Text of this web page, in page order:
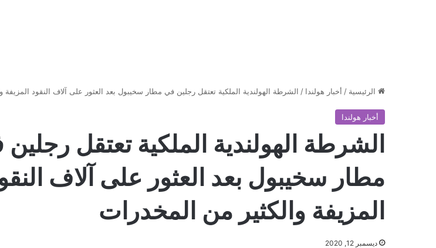
الرئيسية / أخبار هولندا / الشرطة الهولندية الملكية تعتقل رجلين في مطار سخيبول بعد العثور على آلاف النقود المزيفة
أخبار هولندا
الشرطة الهولندية الملكية تعتقل
مطار سخيبول بعد العثور على آلاف
المزيفة والكثير من المخدرات
ديسمبر 12, 2020